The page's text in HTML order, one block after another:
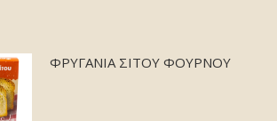
ΦΡΥΓΑΝΙΑ ΣΙΤΟΥ ΦΟΥΡΝΟΥ